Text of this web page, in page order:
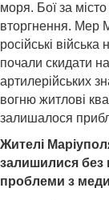
моря. Бої за місто
вторгнення. Мер
російські
почали скидати
артилерійських
вогню житлові
залишалося
Жителі
залишилися без
проблеми з